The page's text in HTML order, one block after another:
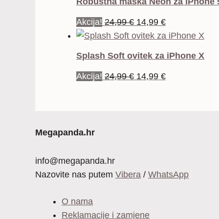
je:
34,99 €.
14,99 €.
Akcija! 24,99€ Izvorna
cijena
je:
24,99 €.
14,99 €Trenutna
cijena
14,99 €.
Splash Soft ovitek za iPhone X
Akcija! 24,99€ Izvorna
14,99 €Trenutna
Megapanda.hr
info@megapanda.hr
Nazovite nas putem Vibera / WhatsApp
O nama
Reklamacije i zamjene